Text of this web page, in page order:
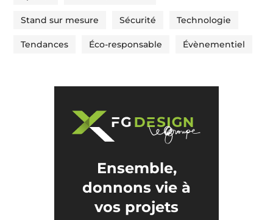
Stand sur mesure Sécurité Technologie
Tendances Éco-responsable Évènementiel
Ensemble,
donnons vie à
vos projets